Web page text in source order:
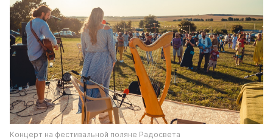
Концерт на фестивальной поляне Радосвета